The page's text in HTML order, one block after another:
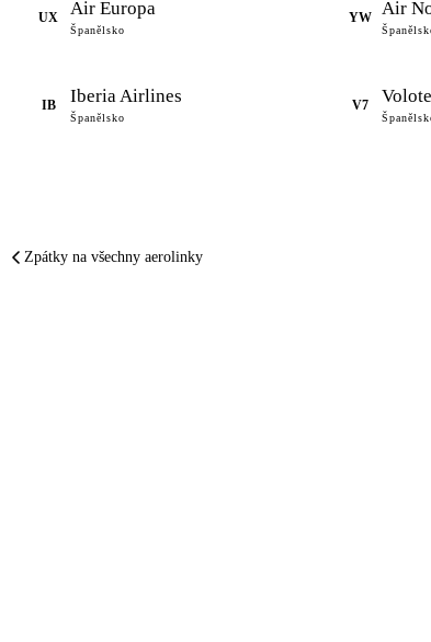
UX Air Europa
Španělsko
YW Air
IB Iberia Airlines
Španělsko
V7
Zpátky na všechny aerolinky